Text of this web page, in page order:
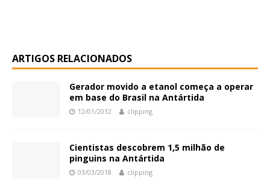
ARTIGOS RELACIONADOS
Gerador movido a etanol começa a operar
em base do Brasil na Antártida
12/01/2012 clipping
Cientistas descobrem 1,5 milhão de
pinguins na Antártida
03/03/2018 clipping